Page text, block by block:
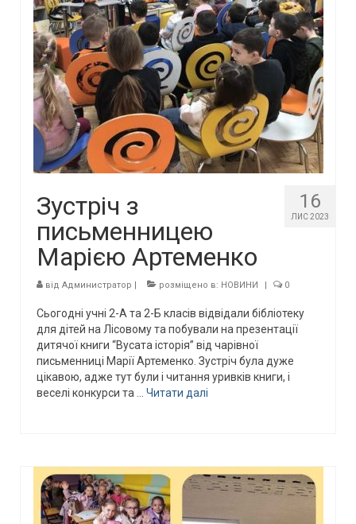
16
ЛИС 2023
Зустріч з
письменницею
Марією Артеменко
від Администратор | розміщено в: НОВИНИ | 0
Сьогодні учні 2-А та 2-Б класів відвідали бібліотеку
для дітей на Лісовому та побували на презентації
дитячої книги “Вусата історія” від чарівної
письменниці Марії Артеменко. Зустріч була дуже
цікавою, адже тут були і читання уривків книги, і
веселі конкурси та … Читати далі